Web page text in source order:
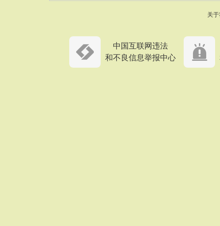
关
中国互联网违法
和不良信息举报中心